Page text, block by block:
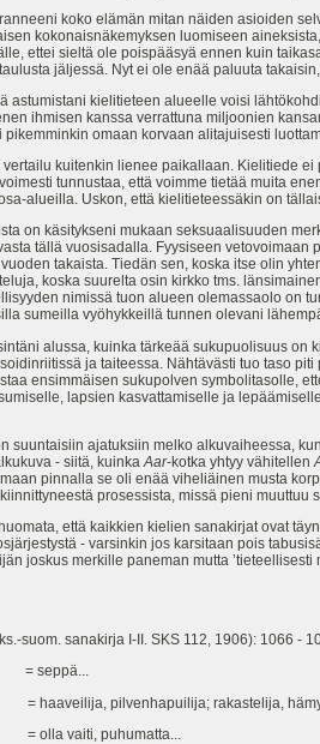
koko elämän mitan näiden asioiden
kokonaisnäkemyksen luomiseen
ettei sieltä ole poispääsyä ennen kuin
jäljessä. Nyt ei ole enää paluuta
astumistani kielitieteen alueelle voisi
ihmisen kanssa verrattuna miljoonien
pikemminkin omaan korvaan alitajuisesti
vertailu kuitenkin lienee paikallaan. Kielitiede
tunnustaa, että voimme tietää muita
alueilla. Uskon, että kielitieteessäkin on
on käsitykseni mukaan seksuaalisuuden
tällä vuosisadalla. Fyysiseen
takaista. Tiedän sen, koska itse olin
koska suurelta osin kirkko tms.
nimissä tuon alueen olemassaolo on
sumeilla vyöhykkeillä tunnen olevani
alussa, kuinka tärkeää sukupuolisuus on
ja taiteessa. Nähtävästi tuo taso
ensimmäisen sukupolven symbolitasolle,
lapsien kasvattamiselle ja
suuntaisiin ajatuksiin melko alkuvaiheessa,
- siitä, kuinka Aar-kotka yhtyy vähitellen
pinnalla se oli enää viheliäinen musta
prosessista, missä pieni muuttuu
että kaikkien kielien sanakirjat ovat
- varsinkin jos karsitaan pois
joskus merkille paneman mutta
suom. sanakirja I-II. SKS 112, 1906): 1066 -
pilvenhapuilija; rakastelija,
vaiti, puhumatta...